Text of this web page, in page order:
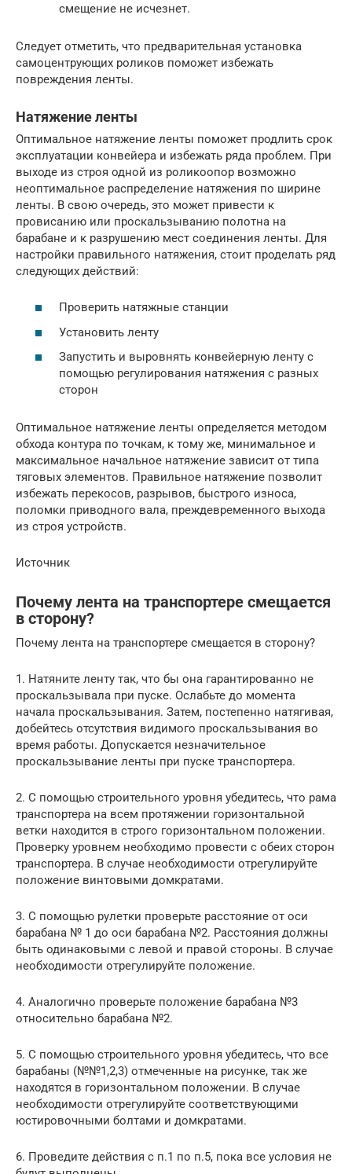
смещение не исчезнет.
Следует отметить, что предварительная установка
самоцентрующих роликов поможет избежать
повреждения ленты.
Натяжение ленты
Оптимальное натяжение ленты поможет продлить срок
эксплуатации конвейера и избежать ряда проблем. При
выходе из строя одной из роликоопор возможно
неоптимальное распределение натяжения по ширине
ленты. В свою очередь, это может привести к
провисанию или проскальзыванию полотна на
барабане и к разрушению мест соединения ленты. Для
настройки правильного натяжения, стоит проделать ряд
следующих действий:
Проверить натяжные станции
Установить ленту
Запустить и выровнять конвейерную ленту с
помощью регулирования натяжения с разных
сторон
Оптимальное натяжение ленты определяется методом
обхода контура по точкам, к тому же, минимальное и
максимальное начальное натяжение зависит от типа
тяговых элементов. Правильное натяжение позволит
избежать перекосов, разрывов, быстрого износа,
поломки приводного вала, преждевременного выхода
из строя устройств.
Источник
Почему лента на транспортере смещается
в сторону?
Почему лента на транспортере смещается в сторону?
1. Натяните ленту так, что бы она гарантированно не
проскальзывала при пуске. Ослабьте до момента
начала проскальзывания. Затем, постепенно натягивая,
добейтесь отсутствия видимого проскальзывания во
время работы. Допускается незначительное
проскальзывание ленты при пуске транспортера.
2. С помощью строительного уровня убедитесь, что рама
транспортера на всем протяжении горизонтальной
ветки находится в строго горизонтальном положении.
Проверку уровнем необходимо провести с обеих сторон
транспортера. В случае необходимости отрегулируйте
положение винтовыми домкратами.
3. С помощью рулетки проверьте расстояние от оси
барабана № 1 до оси барабана №2. Расстояния должны
быть одинаковыми с левой и правой стороны. В случае
необходимости отрегулируйте положение.
4. Аналогично проверьте положение барабана №3
относительно барабана №2.
5. С помощью строительного уровня убедитесь, что все
барабаны (№№1,2,3) отмеченные на рисунке, так же
находятся в горизонтальном положении. В случае
необходимости отрегулируйте соответствующими
юстировочными болтами и домкратами.
6. Проведите действия с п.1 по п.5, пока все условия не